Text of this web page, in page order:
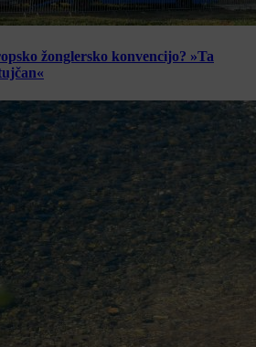
žonglersko konvencijo? »Ta